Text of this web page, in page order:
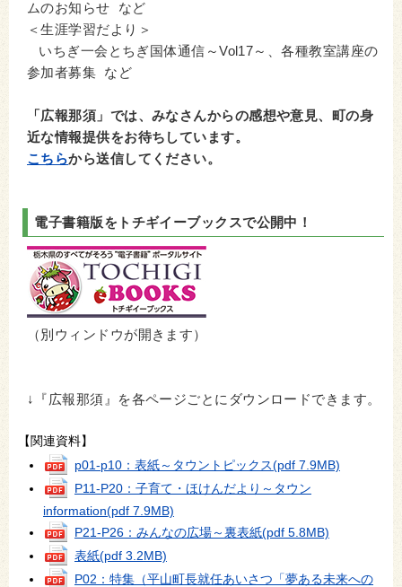
ムのお知らせ など
＜生涯学習だより＞
いちぎ一会とちぎ国体通信～Vol17～、各種教室講座の
参加者募集 など
「広報那須」では、みなさんからの感想や意見、町の身
近な情報提供をお待ちしています。
こちらから送信してください。
電子書籍版をトチギイーブックスで公開中！
（別ウィンドウが開きます）
↓『広報那須』を各ページごとにダウンロードできます。
【関連資料】
p01-p10：表紙～タウントピックス(pdf 7.9MB)
P11-P20：子育て・ほけんだより～タウン
information(pdf 7.9MB)
P21-P26：みんなの広場～裏表紙(pdf 5.8MB)
表紙(pdf 3.2MB)
P02：特集（平山町長就任あいさつ「夢ある未来への